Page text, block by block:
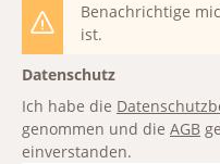
Benachrichtige
ist.
Datenschutz
Ich habe die
genommen und die AGB
einverstanden.